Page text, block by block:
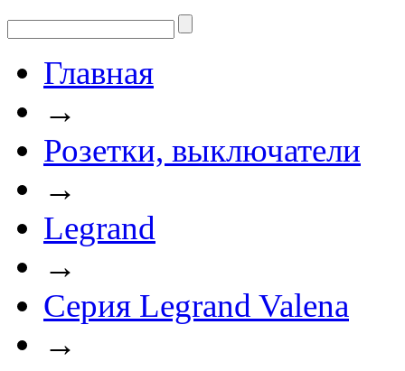
Главная
→
Розетки, выключатели
→
Legrand
→
Серия Legrand Valena
→